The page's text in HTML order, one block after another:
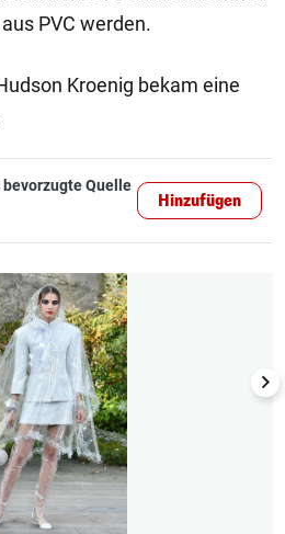
PVC werden.
Kroenig bekam eine
bevorzugte Quelle
Hinzufügen